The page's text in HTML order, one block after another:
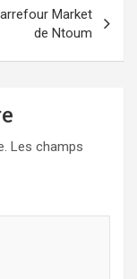
Market
de Ntoum
Les champs